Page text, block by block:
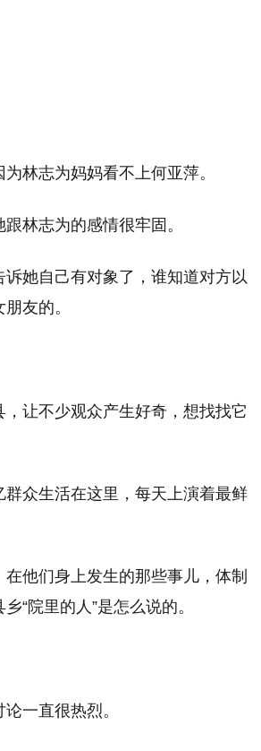
林志为妈妈看不上何亚萍。
林志为的感情很牢固。
她自己有对象了，谁知道对方以
友的。
让不少观众产生好奇，想找找它
众生活在这里，每天上演着最鲜
他们身上发生的那些事儿，体制
“院里的人”是怎么说的。
一直很热烈。